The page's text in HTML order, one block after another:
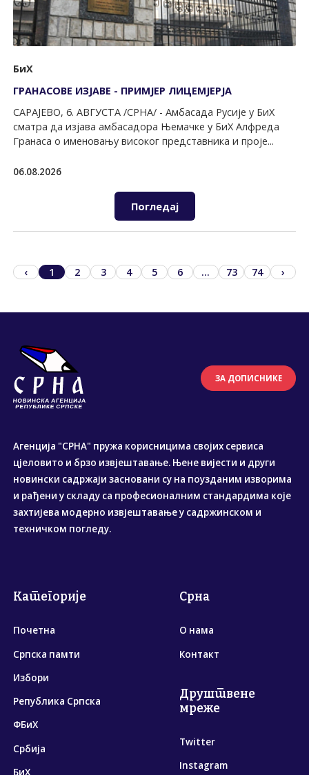
БиХ
ГРАНАСОВЕ ИЗЈАВЕ - ПРИМЈЕР ЛИЦЕМЈЕРЈА
САРАЈЕВО, 6. АВГУСТА /СРНА/ - Амбасада Русије у БиХ
сматра да изјава амбасадора Њемачке у БиХ Алфреда
Гранаса о именовању високог представника и проје...
06.08.2026
Погледај
‹ 1 2 3 4 5 6 ... 73 74 ›
ЗА ДОПИСНИКЕ
Агенција "СРНА" пружа корисницима својих сервиса
цјеловито и брзо извјештавање. Њене вијести и други
новински садржаји засновани су на поузданим изворима
и рађени у складу са професионалним стандардима које
захтијева модерно извјештавање у садржинском и
техничком погледу.
Категорије
Почетна
Српска памти
Избори
Република Српска
ФБиХ
Србија
БиХ
Срна
О нама
Контакт
Друштвене
мреже
Twitter
Instagram